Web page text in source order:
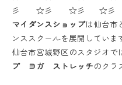
彡 ☆彡 ☆彡 ☆彡
マイダンスショップは仙台市
ンススクールを展開していま
仙台市宮城野区のスタジオで
プ ヨガ ストレッチのクラ